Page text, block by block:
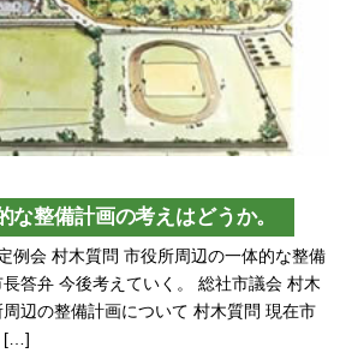
な整備計画の考えはどうか。
例会 村木質問 市役所周辺の一体的な整備
答弁 今後考えていく。 総社市議会 村木
辺の整備計画について 村木質問 現在市
[…]